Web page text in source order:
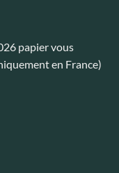
papier vous
en France)